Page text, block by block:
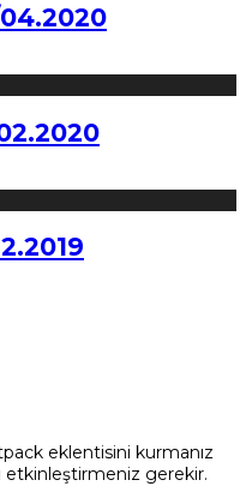
eklentisini kurmanız
gerekir.